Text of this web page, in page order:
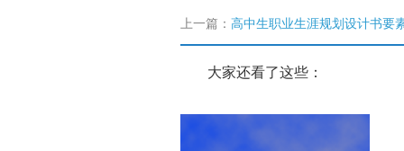
上一篇： 高中生职业生涯规划设计书要
大家还看了这些：